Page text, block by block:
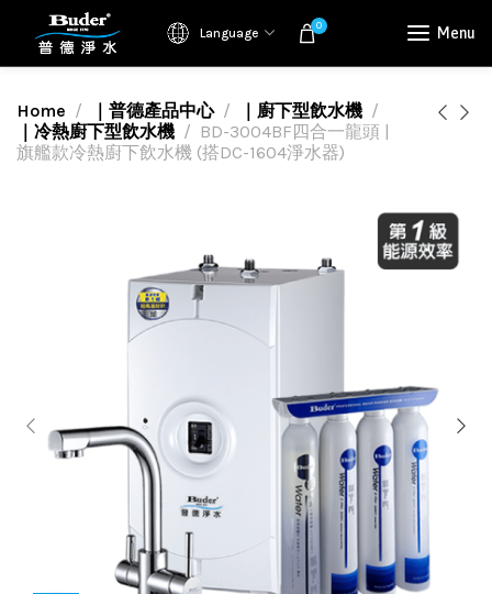
Language 0 Menu
Home ｜普德產品中心
｜廚下型飲水機
｜冷熱廚下型飲水機
BD-3004BF四合一龍頭 |
旗艦款冷熱廚下飲水機 (搭DC-1604淨水器)